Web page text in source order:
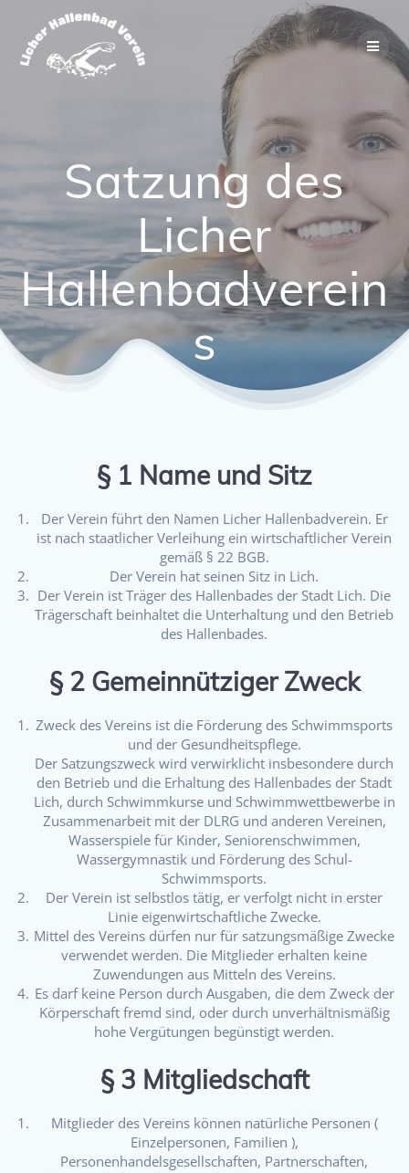
springen
Satzung des
Licher
Hallenbadverein
s
§ 1 Name und Sitz
Der Verein führt den Namen Licher Hallenbadverein. Er
ist nach staatlicher Verleihung ein wirtschaftlicher Verein
gemäß § 22 BGB.
Der Verein hat seinen Sitz in Lich.
Der Verein ist Träger des Hallenbades der Stadt Lich. Die
Trägerschaft beinhaltet die Unterhaltung und den Betrieb
des Hallenbades.
§ 2 Gemeinnütziger Zweck
Zweck des Vereins ist die Förderung des Schwimmsports
und der Gesundheitspflege.
Der Satzungszweck wird verwirklicht insbesondere durch
den Betrieb und die Erhaltung des Hallenbades der Stadt
Lich, durch Schwimmkurse und Schwimmwettbewerbe in
Zusammenarbeit mit der DLRG und anderen Vereinen,
Wasserspiele für Kinder, Seniorenschwimmen,
Wassergymnastik und Förderung des Schul-
Schwimmsports.
Der Verein ist selbstlos tätig, er verfolgt nicht in erster
Linie eigenwirtschaftliche Zwecke.
Mittel des Vereins dürfen nur für satzungsmäßige Zwecke
verwendet werden. Die Mitglieder erhalten keine
Zuwendungen aus Mitteln des Vereins.
Es darf keine Person durch Ausgaben, die dem Zweck der
Körperschaft fremd sind, oder durch unverhältnismäßig
hohe Vergütungen begünstigt werden.
§ 3 Mitgliedschaft
Mitglieder des Vereins können natürliche Personen (
Einzelpersonen, Familien ),
Personenhandelsgesellschaften, Partnerschaften,